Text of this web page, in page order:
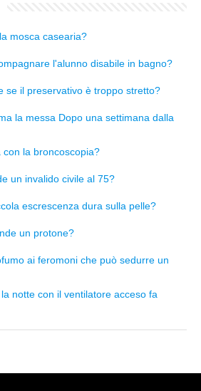
mosca casearia?
l'alunno disabile in bagno?
se il preservativo è troppo stretto?
la messa Dopo una settimana dalla
con la broncoscopia?
un invalido civile al 75?
escrescenza dura sulla pelle?
un protone?
ai feromoni che può sedurre un
notte con il ventilatore acceso fa